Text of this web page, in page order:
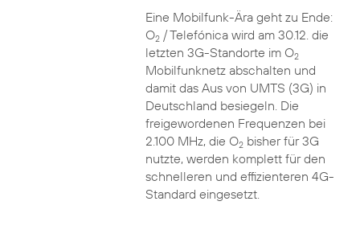
Eine Mobilfunk-Ära geht zu Ende:
O2/ Telefónica wird am 30.12. die
letzten 3G-Standorte im O2
Mobilfunknetz abschalten und
damit das Aus von UMTS (3G) in
Deutschland besiegeln. Die
freigewordenen Frequenzen bei
2.100 MHz, die O2bisher für 3G
nutzte, werden komplett für den
schnelleren und effizienteren 4G-
Standard eingesetzt.